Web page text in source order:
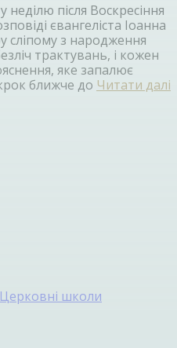
після Воскресіння
євангеліста Іоанна
сліпому з народження
трактувань, і кожен
яке запалює
ближче до Читати далі
Церковні школи